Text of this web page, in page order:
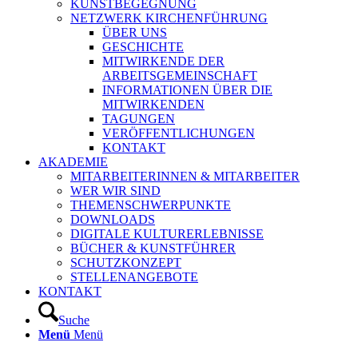
KUNSTBEGEGNUNG
NETZWERK KIRCHENFÜHRUNG
ÜBER UNS
GESCHICHTE
MITWIRKENDE DER
ARBEITSGEMEINSCHAFT
INFORMATIONEN ÜBER DIE
MITWIRKENDEN
TAGUNGEN
VERÖFFENTLICHUNGEN
KONTAKT
AKADEMIE
MITARBEITERINNEN & MITARBEITER
WER WIR SIND
THEMENSCHWERPUNKTE
DOWNLOADS
DIGITALE KULTURERLEBNISSE
BÜCHER & KUNSTFÜHRER
SCHUTZKONZEPT
STELLENANGEBOTE
KONTAKT
Suche
Menü Menü